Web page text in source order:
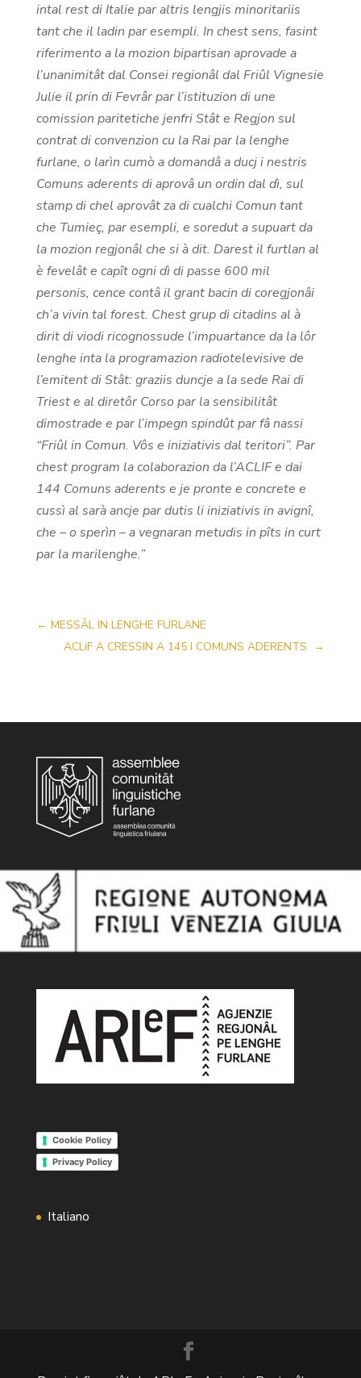
intal rest di Italie par altris lengjis minoritariis
tant che il ladin par esempli. In chest sens, fasint
riferimento a la mozion bipartisan aprovade a
l’unanimitât dal Consei regionâl dal Friûl Vignesie
Julie il prin di Fevrâr par l’istituzion di une
comission paritetiche jenfri Stât e Regjon sul
contrat di convenzion cu la Rai par la lenghe
furlane, o larìn cumò a domandâ a ducj i nestris
Comuns aderents di aprovâ un ordin dal dì, sul
stamp di chel aprovât za di cualchi Comun tant
che Tumieç, par esempli, e soredut a supuart da
la mozion regjonâl che si à dit. Darest il furtlan al
è fevelât e capît ogni dì di passe 600 mil
personis, cence contâ il grant bacin di coregjonâi
ch’a vivin tal forest. Chest grup di citadins al à
dirit di viodi ricognossude l’impuartance da la lôr
lenghe inta la programazion radiotelevisive de
l’emitent di Stât: graziis duncje a la sede Rai di
Triest e al diretôr Corso par la sensibilitât
dimostrade e par l’impegn spindût par fâ nassi
“Friûl in Comun. Vôs e iniziativis dal teritori”. Par
chest program la colaborazion da l’ACLIF e dai
144 Comuns aderents e je pronte e concrete e
cussì al sarà ancje par dutis li iniziativis in avignî,
che – o sperìn – a vegnaran metudis in pîts in curt
par la marilenghe.”
← MESSÂL IN LENGHE FURLANE
ACLiF A CRESSIN A 145 I COMUNS ADERENTS →
Cookie Policy
Privacy Policy
Italiano